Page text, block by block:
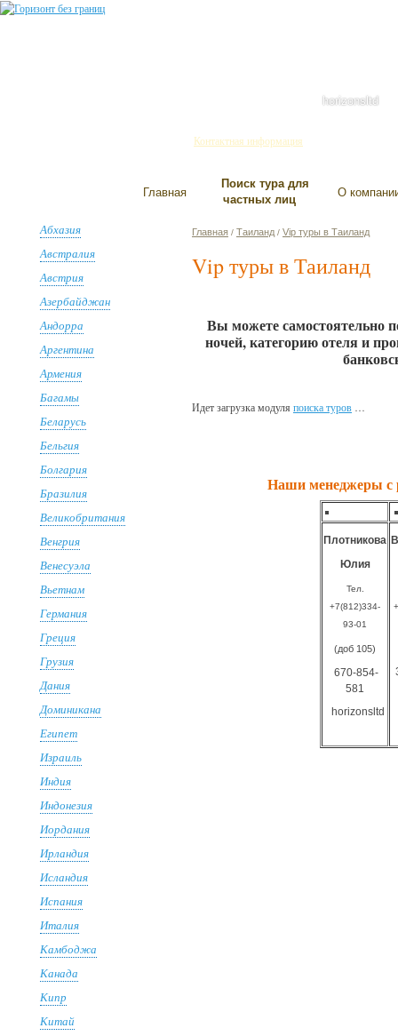
horizonsltd
Контактная информация
Главная
Поиск тура для
частных лиц
О
Абхазия
Австралия
Австрия
Азербайджан
Андорра
Аргентина
Армения
Багамы
Беларусь
Бельгия
Болгария
Бразилия
Великобритания
Венгрия
Венесуэла
Вьетнам
Германия
Греция
Грузия
Дания
Доминикана
Египет
Израиль
Индия
Индонезия
Иордания
Ирландия
Исландия
Испания
Италия
Камбоджа
Канада
Кипр
Китай
Главная / Таиланд / Vip туры в Таиланд
Vip туры в Таиланд
Вы можете самостоятельно
ночей, категорию отеля и
Идет загрузка модуля поиска туров
Наши менеджеры с
Плотникова
Юлия
Тел.
+7(812)334-
93-01
(доб 105)
670-854-
581
horizonsltd